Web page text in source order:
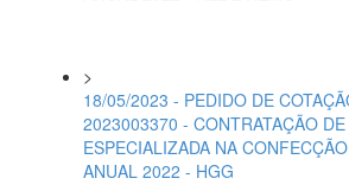
>
18/05/2023 - PEDIDO DE
2023003370 - CONTRATAÇÃO
ESPECIALIZADA NA
ANUAL 2022 - HGG